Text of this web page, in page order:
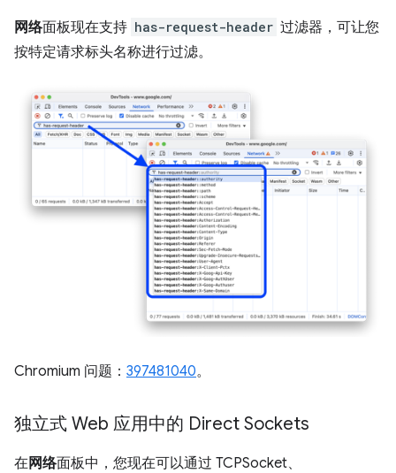
网络面板现在支持 has-request-header 过滤器，可让您
按特定请求标头名称进行过滤。
Chromium 问题： 397481040。
独立式 Web 应用中的 Direct Sockets
在 网络面板中，您现在可以通过 TCPSocket、